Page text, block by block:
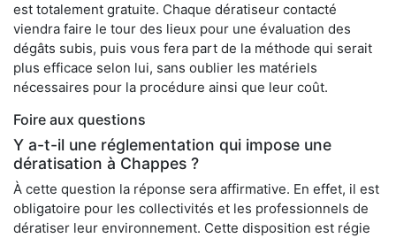
est totalement gratuite. Chaque dératiseur contacté
viendra faire le tour des lieux pour une évaluation des
dégâts subis, puis vous fera part de la méthode qui serait
plus efficace selon lui, sans oublier les matériels
nécessaires pour la procédure ainsi que leur coût.
Foire aux questions
Y a-t-il une réglementation qui impose une
dératisation à Chappes ?
À cette question la réponse sera affirmative. En effet, il est
obligatoire pour les collectivités et les professionnels de
dératiser leur environnement. Cette disposition est régie